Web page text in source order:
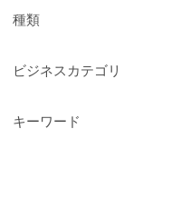
種類
ビジネスカテゴリ
キーワード